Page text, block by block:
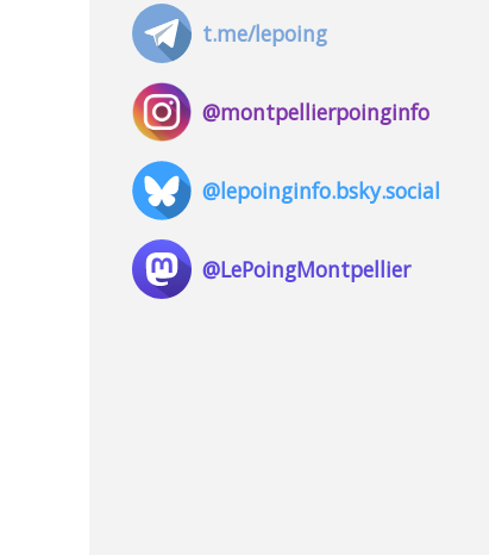
t.me/lepoing
@montpellierpoinginfo
@lepoinginfo.bsky.social
@LePoingMontpellier